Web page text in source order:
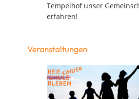
Tempelhof unser
erfahren!
Veranstaltungen